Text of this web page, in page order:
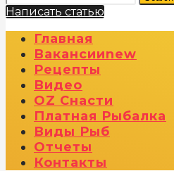
Написать статью
Главная
ВакансииNew
Рецепты
Видео
OZ Снасти
Платная Рыбалка
Виды Рыб
Отчеты
Контакты